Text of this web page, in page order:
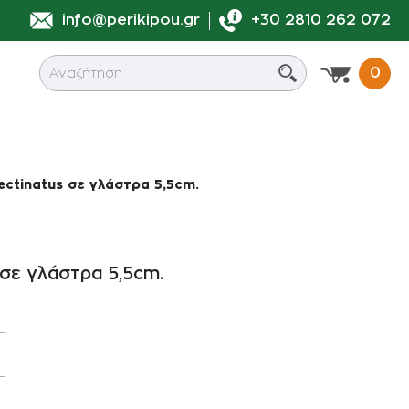
info@perikipou.gr +30 2810 262 072
0
Συνδεσμολογία Lock
σε γλάστρα 5,5cm.
γλάστρα 5,5cm.